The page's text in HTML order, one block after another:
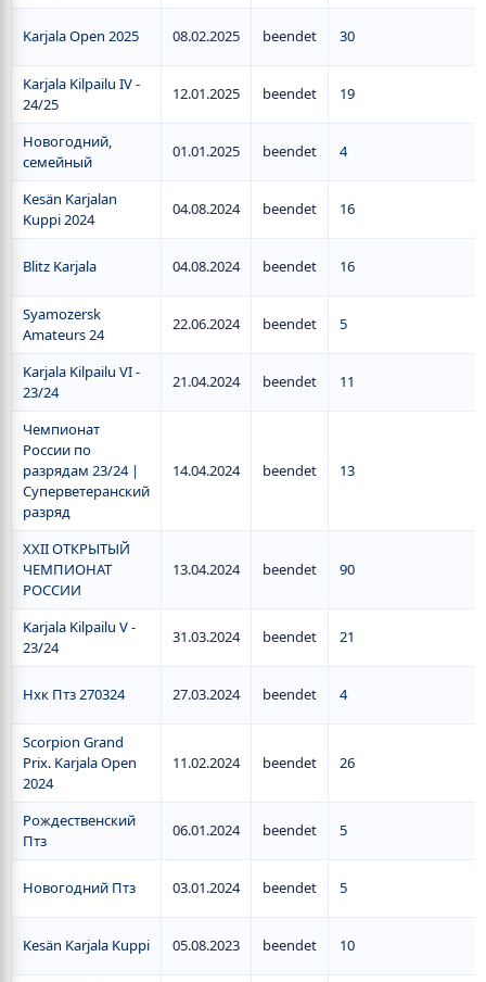
Karjala Open 2025 08.02.2025 beendet 30
Karjala Kilpailu IV -
24/25
12.01.2025 beendet 19
Новогодний,
семейный
01.01.2025 beendet 4
Kesän Karjalan
Kuppi 2024
04.08.2024 beendet 16
Blitz Karjala 04.08.2024 beendet 16
Syamozersk
Аmateurs 24
22.06.2024 beendet 5
Karjala Kilpailu VI -
23/24
21.04.2024 beendet 11
Чемпионат
России по
разрядам 23/24 |
Суперветеранский
разряд
14.04.2024 beendet 13
XXII ОТКРЫТЫЙ
ЧЕМПИОНАТ
РОССИИ
13.04.2024 beendet 90
Karjala Kilpailu V -
23/24
31.03.2024 beendet 21
Нхк Птз 270324 27.03.2024 beendet 4
Scorpion Grand
Prix. Karjala Open
2024
11.02.2024 beendet 26
Рождественский
Птз
06.01.2024 beendet 5
Новогодний Птз 03.01.2024 beendet 5
Kesän Karjala Kuppi 05.08.2023 beendet 10